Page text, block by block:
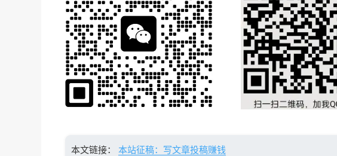
本文链接： 本站征稿：写文章投稿赚钱